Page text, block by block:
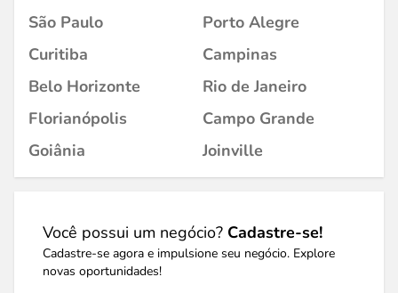
São Paulo
Porto Alegre
Curitiba
Campinas
Belo Horizonte
Rio de Janeiro
Florianópolis
Campo Grande
Goiânia
Joinville
Você possui um negócio? Cadastre-se!
Cadastre-se agora e impulsione seu negócio. Explore
novas oportunidades!